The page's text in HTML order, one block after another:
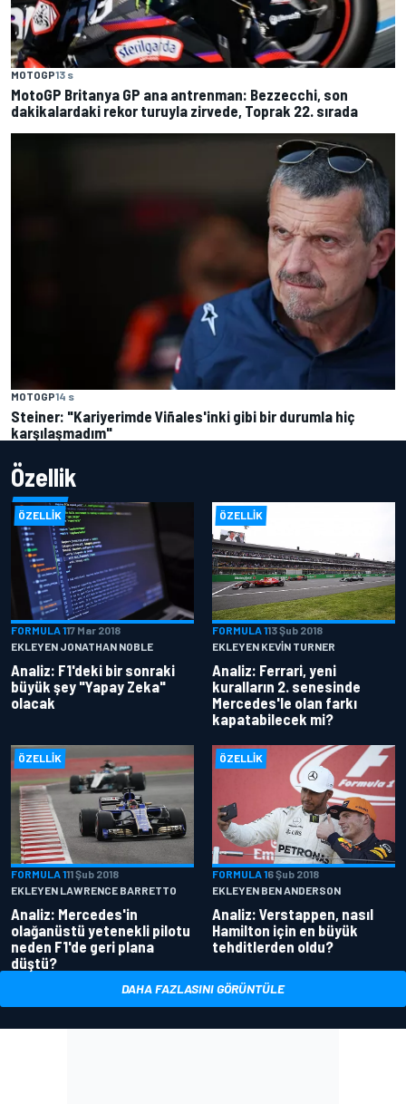
MOTOGP13 s
MotoGP Britanya GP ana antrenman: Bezzecchi, son
dakikalardaki rekor turuyla zirvede, Toprak 22. sırada
MOTOGP14 s
Steiner: "Kariyerimde Viñales'inki gibi bir durumla hiç
karşılaşmadım"
Özellik
ÖZELLIK
FORMULA 117 Mar 2018
EKLEYEN JONATHAN NOBLE
Analiz: F1'deki bir sonraki
büyük şey "Yapay Zeka"
olacak
ÖZELLIK
FORMULA 113 Şub 2018
EKLEYEN KEVIN TURNER
Analiz: Ferrari, yeni
kuralların 2. senesinde
Mercedes'le olan farkı
kapatabilecek mi?
ÖZELLIK
FORMULA 111 Şub 2018
EKLEYEN LAWRENCE BARRETTO
Analiz: Mercedes'in
olağanüstü yetenekli pilotu
neden F1'de geri plana
düştü?
ÖZELLIK
FORMULA 16 Şub 2018
EKLEYEN BEN ANDERSON
Analiz: Verstappen, nasıl
Hamilton için en büyük
tehditlerden oldu?
DAHA FAZLASINI GÖRÜNTÜLE